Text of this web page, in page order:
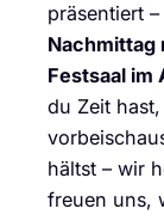
präsentiert
Nachmittag
Festsaal im
du Zeit
hältst – wir
freuen uns,